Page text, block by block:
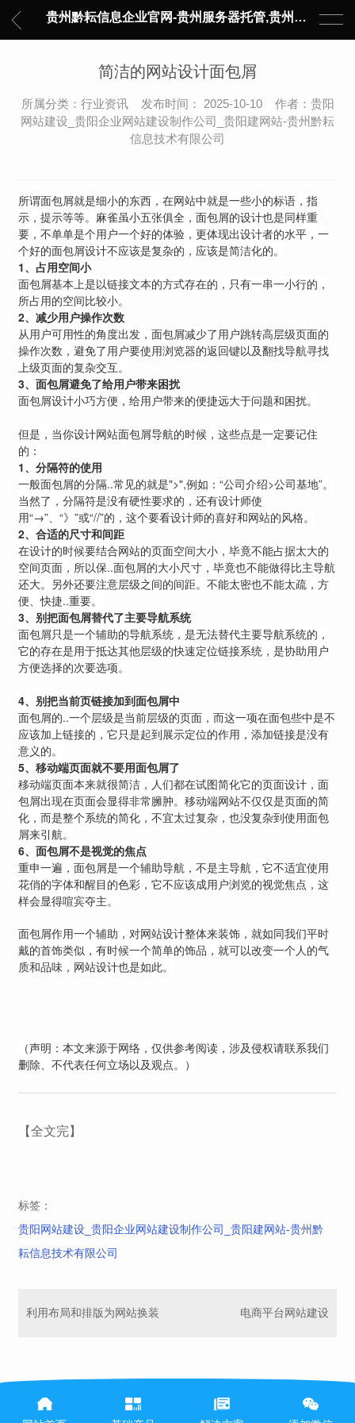
贵州黔耘信息企业官网-贵州服务器托管,贵州主机托管,云服务器托管,数据中心托管,网络设备托管,服务器租用,托管服务提供商,服务器管理-黔耘信息 贵州数据中心机柜租用-专业贵州IDC托管服务器维修
简洁的网站设计面包屑
所属分类：行业资讯 发布时间： 2025-10-10 作者：贵阳
网站建设_贵阳企业网站建设制作公司_贵阳建网站-贵州黔耘
信息技术有限公司
所谓面包屑就是细小的东西，在网站中就是一些小的标语，指
示，提示等等。麻雀虽小五张俱全，面包屑的设计也是同样重
要，不单单是个用户一个好的体验，更体现出设计者的水平，一
个好的面包屑设计不应该是复杂的，应该是简洁化的。
1、占用空间小
面包屑基本上是以链接文本的方式存在的，只有一串一小行的，
所占用的空间比较小。
2、减少用户操作次数
从用户可用性的角度出发，面包屑减少了用户跳转高层级页面的
操作次数，避免了用户要使用浏览器的返回键以及翻找导航寻找
上级页面的复杂交互。
3、面包屑避免了给用户带来困扰
面包屑设计小巧方便，给用户带来的便捷远大于问题和困扰。
但是，当你设计网站面包屑导航的时候，这些点是一定要记住
的：
1、分隔符的使用
一般面包屑的分隔..常见的就是">",例如：“公司介绍>公司基地”。
当然了，分隔符是没有硬性要求的，还有设计师使
用“→”、“》”或“//”的，这个要看设计师的喜好和网站的风格。
2、合适的尺寸和间距
在设计的时候要结合网站的页面空间大小，毕竟不能占据太大的
空间页面，所以保..面包屑的大小尺寸，毕竟也不能做得比主导航
还大。另外还要注意层级之间的间距。不能太密也不能太疏，方
便、快捷..重要。
3、别把面包屑替代了主要导航系统
面包屑只是一个辅助的导航系统，是无法替代主要导航系统的，
它的存在是用于抵达其他层级的快速定位链接系统，是协助用户
方便选择的次要选项。
4、别把当前页链接加到面包屑中
面包屑的..一个层级是当前层级的页面，而这一项在面包些中是不
应该加上链接的，它只是起到展示定位的作用，添加链接是没有
意义的。
5、移动端页面就不要用面包屑了
移动端页面本来就很简洁，人们都在试图简化它的页面设计，面
包屑出现在页面会显得非常臃肿。移动端网站不仅仅是页面的简
化，而是整个系统的简化，不宜太过复杂，也没复杂到使用面包
屑来引航。
6、面包屑不是视觉的焦点
重申一遍，面包屑是一个辅助导航，不是主导航，它不适宜使用
花俏的字体和醒目的色彩，它不应该成用户浏览的视觉焦点，这
样会显得喧宾夺主。
面包屑作用一个辅助，对网站设计整体来装饰，就如同我们平时
戴的首饰类似，有时候一个简单的饰品，就可以改变一个人的气
质和品味，网站设计也是如此。
（声明：本文来源于网络，仅供参考阅读，涉及侵权请联系我们
删除、不代表任何立场以及观点。）
【全文完】
标签：
贵阳网站建设_贵阳企业网站建设制作公司_贵阳建网站-贵州黔
耘信息技术有限公司
利用布局和排版为网站换装 电商平台网站建设